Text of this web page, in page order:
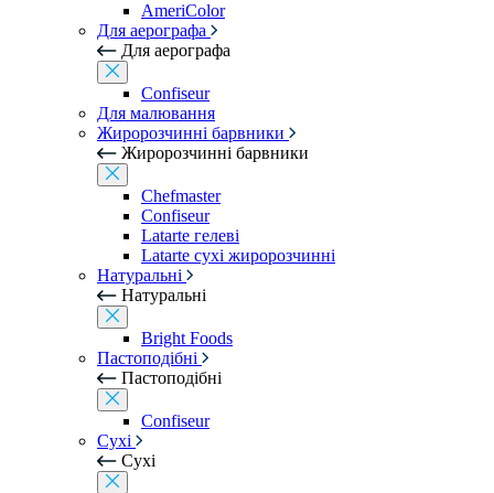
AmeriColor
Для аерографа
Для аерографа
Confiseur
Для малювання
Жиророзчинні барвники
Жиророзчинні барвники
Chefmaster
Confiseur
Latarte гелеві
Latarte сухі жиророзчинні
Натуральні
Натуральні
Bright Foods
Пастоподібні
Пастоподібні
Confiseur
Сухі
Сухі